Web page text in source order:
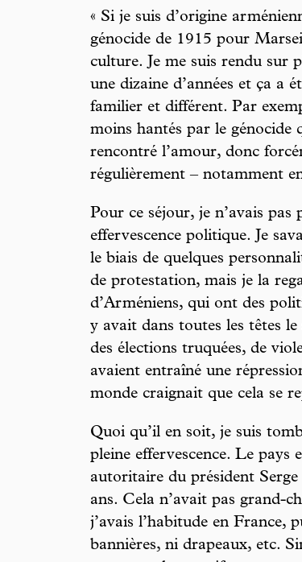
« Si je suis d’origine
génocide de 1915 pour
culture. Je me suis rendu sur
une dizaine d’années et ça a
familier et différent. Par
moins hantés par le génocide
rencontré l’amour, donc
régulièrement – notamment
Pour ce séjour, je n’avais
effervescence politique. Je
le biais de quelques
de protestation, mais je la
d’Arméniens, qui ont des
y avait dans toutes les têtes
des élections truquées, de
avaient entraîné une
monde craignait que cela se
Quoi qu’il en soit, je suis
pleine effervescence. Le
autoritaire du président
ans. Cela n’avait pas grand-
j’avais l’habitude en France,
bannières, ni drapeaux, etc.